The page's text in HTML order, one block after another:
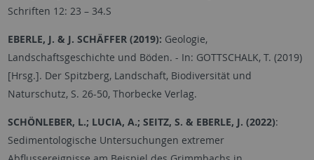
Schriften 12: 23 –34.S
EBERLE, J. & J. SCHÄFFER (2019): Geologie,
Landschaftsgeschichte und Böden. - In: GOTTSCHALK, T. (2019)
[Hrsg.]. Der Spitzberg, Landschaft, Biodiversität und
Naturschutz, S. 26-50, Thorbecke Verlag.
SCHÖNLEBER, L.; LUCIA, A.; SEITZ, S. & EBERLE, J. (2022):
Sedimentologische Untersuchungen extremer